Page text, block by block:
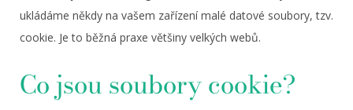
ukládáme někdy na vašem zařízení malé datové soubory, tzv.
cookie. Je to běžná praxe většiny velkých webů.
Co jsou soubory cookie?